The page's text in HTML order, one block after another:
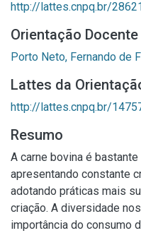
http://lattes.cnpq.br/
Orientação Docente
Porto Neto, Fernando de
Lattes da
http://lattes.cnpq.br/
Resumo
A carne bovina é
apresentando constante
adotando práticas mais
criação. A diversidade
importância do consumo